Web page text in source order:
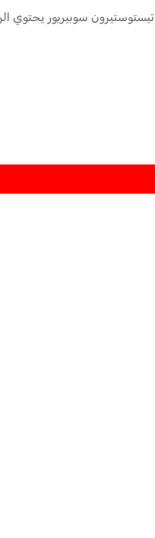
تيستوستيرون سوبيريور يحتوي الرقم 250 على